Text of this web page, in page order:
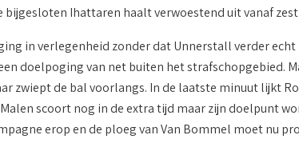
Ihattaren haalt verwoestend uit vanaf
in verlegenheid zonder dat Unnerstall verder
doelpoging van net buiten het strafschopgebied.
zwiept de bal voorlangs. In de laatste minuut lijkt
scoort nog in de extra tijd maar zijn doelpunt
erop en de ploeg van Van Bommel moet nu